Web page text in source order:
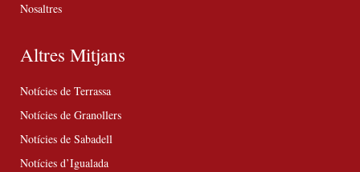
Nosaltres
Altres Mitjans
Notícies de Terrassa
Notícies de Granollers
Notícies de Sabadell
Notícies d’Igualada